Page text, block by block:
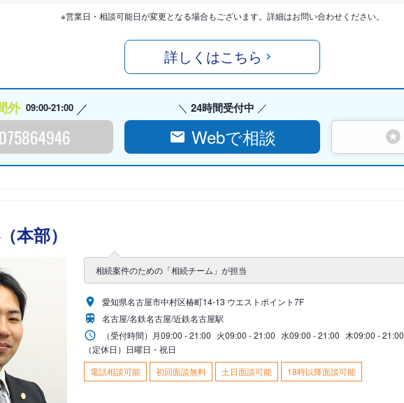
※営業日・相談可能日が変更となる場合もございます。詳細はお問い合わせください。
詳しくはこちら
外 09:00-21:00 24時間受付中
Webで相談
本部）
相続案件のための「相続チーム」が担当
愛知県名古屋市中村区椿町14-13 ウエストポイント7F
名古屋/名鉄名古屋/近鉄名古屋駅
（受付時間） 月09:00 - 21:00 火09:00 - 21:00 水09:00 - 21:00 木09:00 - 21:00
（定休日）日曜日・祝日
電話相談可能
初回面談無料 土日面談可能 18時以降面談可能